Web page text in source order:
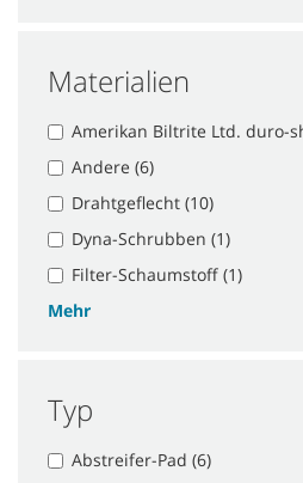
Materialien
Amerikan Biltrite Ltd. duro-
Andere (6)
Drahtgeflecht (10)
Dyna-Schrubben (1)
Filter-Schaumstoff (1)
Mehr
Typ
Abstreifer-Pad (6)